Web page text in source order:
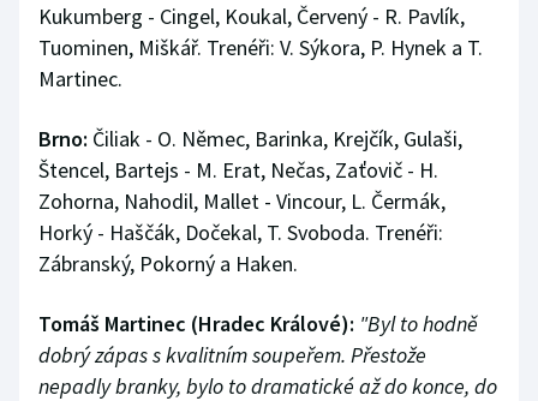
Kukumberg - Cingel, Koukal, Červený - R. Pavlík,
Tuominen, Miškář. Trenéři: V. Sýkora, P. Hynek a T.
Martinec.
Brno: Čiliak - O. Němec, Barinka, Krejčík, Gulaši,
Štencel, Bartejs - M. Erat, Nečas, Zaťovič - H.
Zohorna, Nahodil, Mallet - Vincour, L. Čermák,
Horký - Haščák, Dočekal, T. Svoboda. Trenéři:
Zábranský, Pokorný a Haken.
Tomáš Martinec (Hradec Králové): "Byl to hodně
dobrý zápas s kvalitním soupeřem. Přestože
nepadly branky, bylo to dramatické až do konce, do